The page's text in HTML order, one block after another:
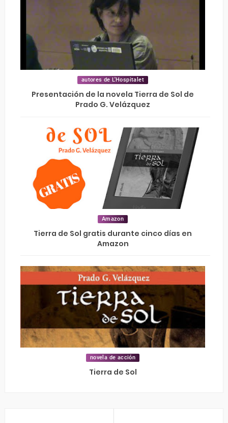
autores de L'Hospitalet
Presentación de la novela Tierra de Sol de
Prado G. Velázquez
Amazon
Tierra de Sol gratis durante cinco días en
Amazon
novela de acción
Tierra de Sol